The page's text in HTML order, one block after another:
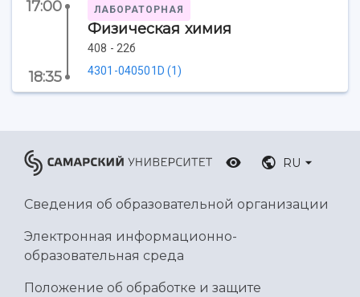
Ботанический сад
Умный дом бабочек
Международный межвузовский кампус
Сведения об образовательной организации
17:00
18:35
ЛАБОРАТОРНАЯ
Физическая химия
408 - 22б
4301-040501D (1)
RU
Сведения об образовательной организации
Электронная информационно-
образовательная среда
Положение об обработке и защите